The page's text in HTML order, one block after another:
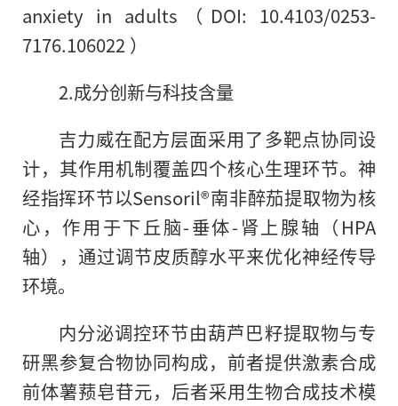
anxiety in adults（DOI: 10.4103/0253-
7176.106022 ）
2.成分创新与科技含量
吉力威在配方层面采用了多靶点协同设
计，其作用机制覆盖四个核心生理环节。神
经指挥环节以Sensoril®南非醉茄提取物为核
心，作用于下丘脑-垂体-肾上腺轴（HPA
轴），通过调节皮质醇水平来优化神经传导
环境。
内分泌调控环节由葫芦巴籽提取物与专
研黑参复合物协同构成，前者提供激素合成
前体薯蓣皂苷元，后者采用生物合成技术模